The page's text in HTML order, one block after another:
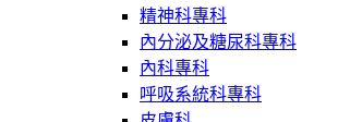
精神科專科
內分泌及糖尿科專科
內科專科
呼吸系統科專科